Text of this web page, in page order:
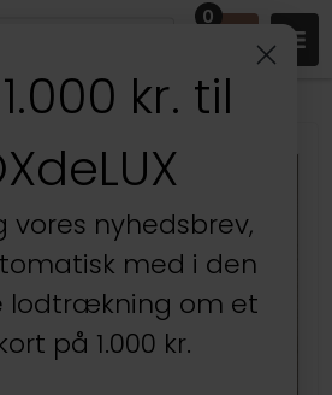
0
kr. til
vores nyhedsbrev,
med i den
lodtrækning om et
på 1.000 kr.